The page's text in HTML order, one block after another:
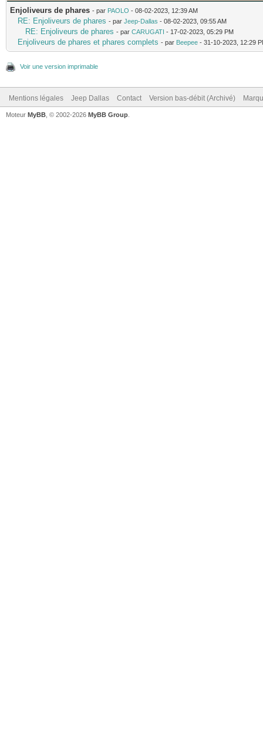
Enjoliveurs de phares - par PAOLO - 08-02-2023, 12:39 AM
RE: Enjoliveurs de phares - par Jeep-Dallas - 08-02-2023, 09:55 AM
RE: Enjoliveurs de phares - par CARUGATI - 17-02-2023, 05:29 PM
Enjoliveurs de phares et phares complets - par Beepee - 31-10-2023, 12:29
Voir une version imprimable
Mentions légales Jeep Dallas Contact Version bas-débit (Archivé)
Moteur MyBB , © 2002-2026 MyBB Group